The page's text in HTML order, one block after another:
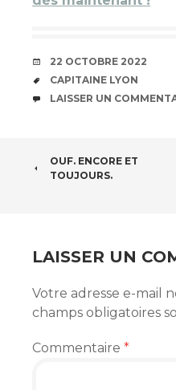
DATE
22 OCTOBRE 2022
ÉTIQUETTES
CAPITAINE LYON
COMMENTAIRES
LAISSER UN
OUF. ENCORE ET
TOUJOURS.
LAISSER UN
Votre adresse e-mail
champs obligatoires
Commentaire *